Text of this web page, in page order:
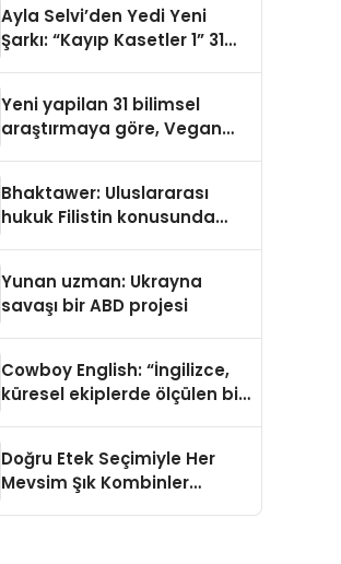
Ayla Selvi’den Yedi Yeni
Şarkı: “Kayıp Kasetler 1” 31
Yeni yapilan 31 bilimsel
araştırmaya göre, Vegan
Sindirildiğini Ortaya Koydu
Bhaktawer: Uluslararası
hukuk Filistin konusunda
Yunan uzman: Ukrayna
savaşı bir ABD projesi
Cowboy English: “İngilizce,
küresel ekiplerde ölçülen bir
Doğru Etek Seçimiyle Her
Mevsim Şık Kombinler